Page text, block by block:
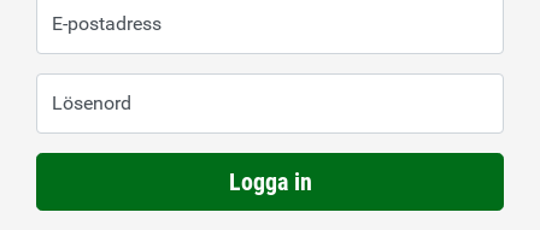
E-postadress
Lösenord
Logga in